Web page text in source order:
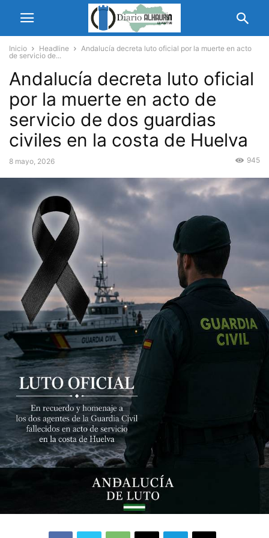
Inicio Headline
Andalucía decreta luto oficial por la muerte en acto
de servicio de...
Andalucía decreta luto oficial
por la muerte en acto de
servicio de dos guardias
civiles en la costa de Huelva
8 mayo, 2026 945